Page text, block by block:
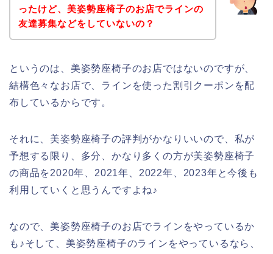
ったけど、美姿勢座椅子のお店でラインの
友達募集などをしていないの？
というのは、美姿勢座椅子のお店ではないのですが、
結構色々なお店で、ラインを使った割引クーポンを配
布しているからです。
それに、美姿勢座椅子の評判がかなりいいので、私が
予想する限り、多分、かなり多くの方が美姿勢座椅子
の商品を2020年、2021年、2022年、2023年と今後も
利用していくと思うんですよね♪
なので、美姿勢座椅子のお店でラインをやっているか
も♪そして、美姿勢座椅子のラインをやっているなら、